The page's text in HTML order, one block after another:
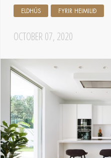
OCTOBER 07, 2020
ELDHÚS FYRIR HEIMILIÐ